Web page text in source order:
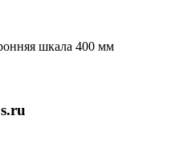
шкала 400 мм